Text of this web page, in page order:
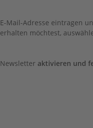
E-Mail-Adresse eintragen
erhalten möchtest,
Newsletter aktivieren und